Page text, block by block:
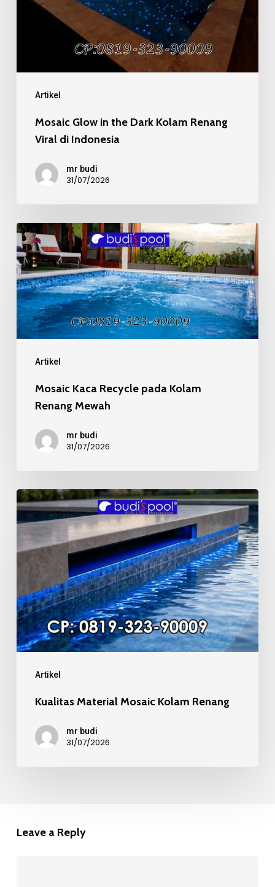
Artikel
Kolam
Renang
Mosaic Glow in the Dark Kolam Renang
Viral di Indonesia
mr budi
31/07/2026
Artikel
Mosaic
Kaca
Recycle
pada
Kolam
Renang
Mosaic Kaca Recycle pada Kolam
Renang Mewah
mr budi
31/07/2026
Artikel
Kualitas
Material
Mosaic
Kolam
Renang
Kualitas Material Mosaic Kolam Renang
mr budi
31/07/2026
Leave a Reply